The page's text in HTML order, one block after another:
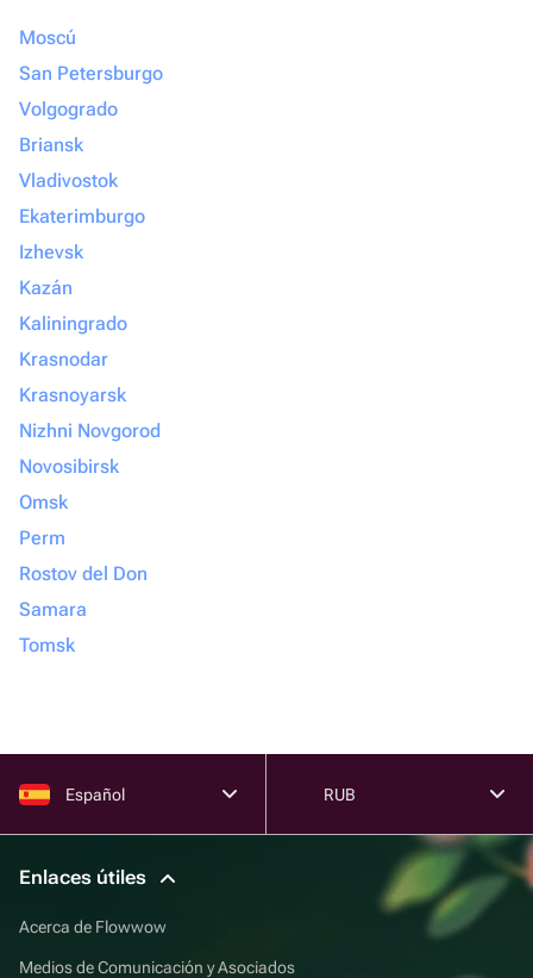
Moscú
San Petersburgo
Volgogrado
Briansk
Vladivostok
Ekaterimburgo
Izhevsk
Kazán
Kaliningrado
Krasnodar
Krasnoyarsk
Nizhni Novgorod
Novosibirsk
Omsk
Perm
Rostov del Don
Samara
Tomsk
Español RUB
Enlaces útiles
Acerca de Flowwow
Medios de Comunicación y Asociados